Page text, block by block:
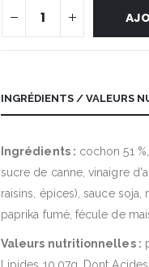
INGRÉDIENTS / VALEURS
Ingrédients : cochon 51
sucre de canne, vinaigre
raisins, épices), sauce
paprika fumé, fécule de
Valeurs nutritionnelles :
Lipides 10,07g, Dont